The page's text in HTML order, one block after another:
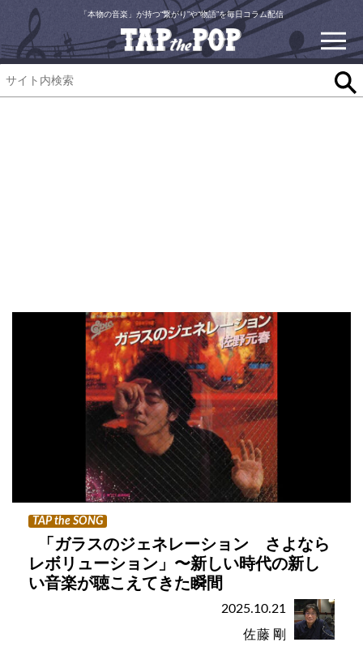
「本物の音楽」が持つ“繋がり”や“物語”を毎日コラム配信
TAP the SONG
「ガラスのジェネレーション さよなら
レボリューション」〜新しい時代の新し
い音楽が聴こえてきた瞬間
2025.10.21
佐藤 剛